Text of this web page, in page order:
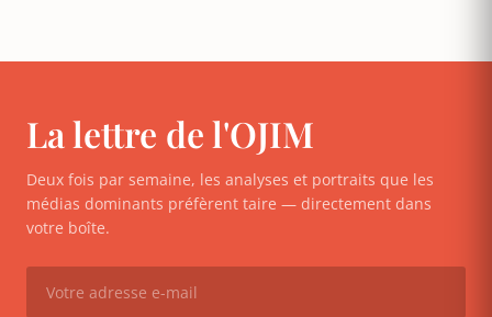
La lettre de l'OJIM
Deux fois par semaine, les analyses et portraits que les
médias dominants préfèrent taire — directement dans
votre boîte.